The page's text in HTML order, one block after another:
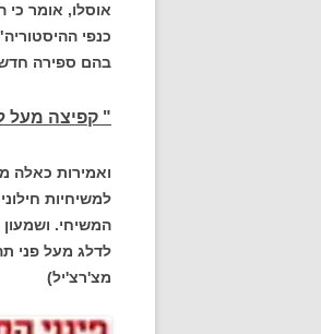
אוסלו, אומר
בהם ספירה
" קפיצה מעל
ואמירות כאלה
למשיחיות
המשיחי.
לדלג מעל פני
מצ'רצ'יל)